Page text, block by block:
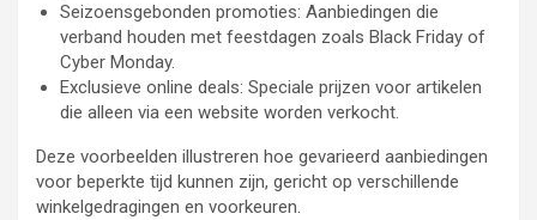
Seizoensgebonden promoties: Aanbiedingen die
verband houden met feestdagen zoals Black Friday of
Cyber Monday.
Exclusieve online deals: Speciale prijzen voor artikelen
die alleen via een website worden verkocht.
Deze voorbeelden illustreren hoe gevarieerd aanbiedingen
voor beperkte tijd kunnen zijn, gericht op verschillende
winkelgedragingen en voorkeuren.